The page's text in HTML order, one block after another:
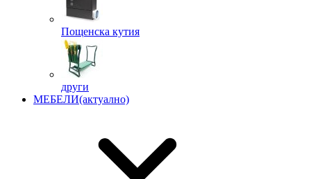
Пощенска кутия
други
МЕБЕЛИ(актуално)